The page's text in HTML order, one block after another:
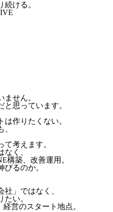
ける。
ません。
思っています。
は作りたくない。
考えます。
く、
構築、改善運用。
るのか。
」ではなく、
たい。
営のスタート地点。